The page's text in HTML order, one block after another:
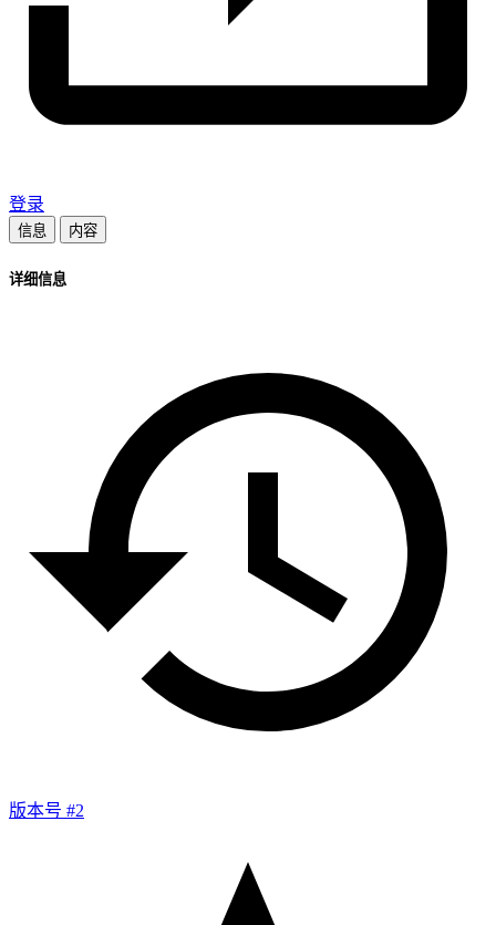
登录
信息 内容
详细信息
版本号 #2